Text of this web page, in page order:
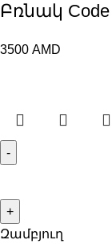
Բռնակ Code
3500 AMD
Զամբյուղ